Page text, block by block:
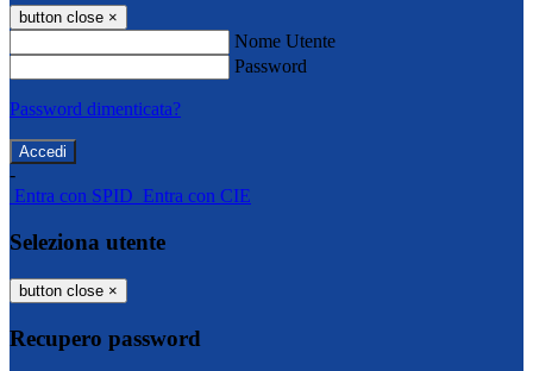
button close ×
Nome Utente
Password
Password dimenticata?
-
Entra con SPID Entra con CIE
Seleziona utente
button close ×
Recupero password